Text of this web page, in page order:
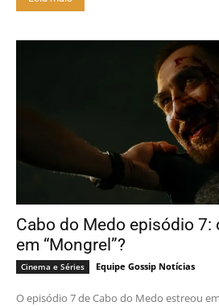
Cabo do Medo episódio 7:
em “Mongrel”?
Cinema e Séries Equipe Gossip Notícias
O episódio 7 de Cabo do Medo estreou